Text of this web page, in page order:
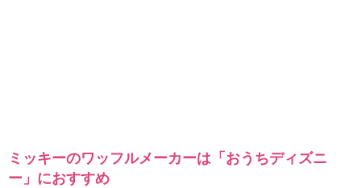
ミッキーのワッフルメーカーは「おうちディズニ
ー」におすすめ